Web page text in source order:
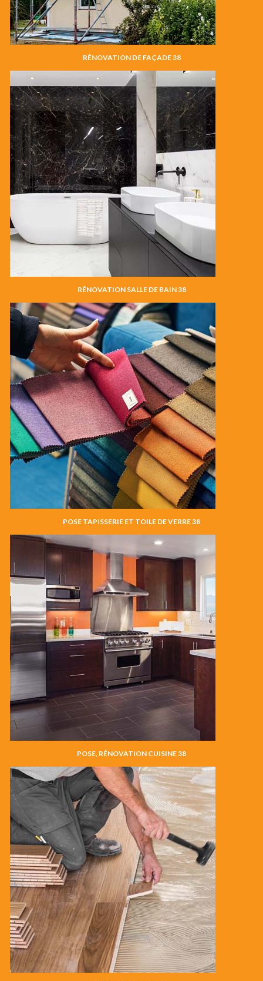
RÉNOVATION DE FAÇADE 38
RÉNOVATION SALLE DE BAIN 38
POSE TAPISSERIE ET TOILE DE VERRE 38
POSE, RÉNOVATION CUISINE 38